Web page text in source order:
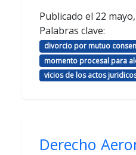
Publicado el 22
Palabras clave:
divorcio por mutuo
momento procesal para
vicios de los actos
Derecho